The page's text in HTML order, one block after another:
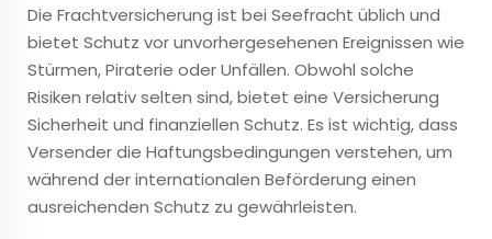
Die Frachtversicherung ist bei Seefracht üblich und
bietet Schutz vor unvorhergesehenen Ereignissen wie
Stürmen, Piraterie oder Unfällen. Obwohl solche
Risiken relativ selten sind, bietet eine Versicherung
Sicherheit und finanziellen Schutz. Es ist wichtig, dass
Versender die Haftungsbedingungen verstehen, um
während der internationalen Beförderung einen
ausreichenden Schutz zu gewährleisten.